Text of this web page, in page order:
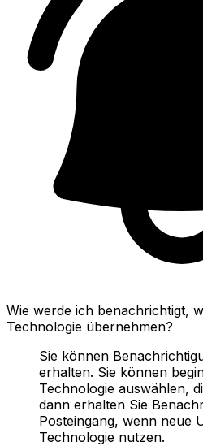
Wie werde ich benachrichtigt,
Technologie übernehmen?
Sie können
erhalten. Sie können
Technologie auswählen,
dann erhalten Sie
Posteingang, wenn neue
Technologie nutzen.